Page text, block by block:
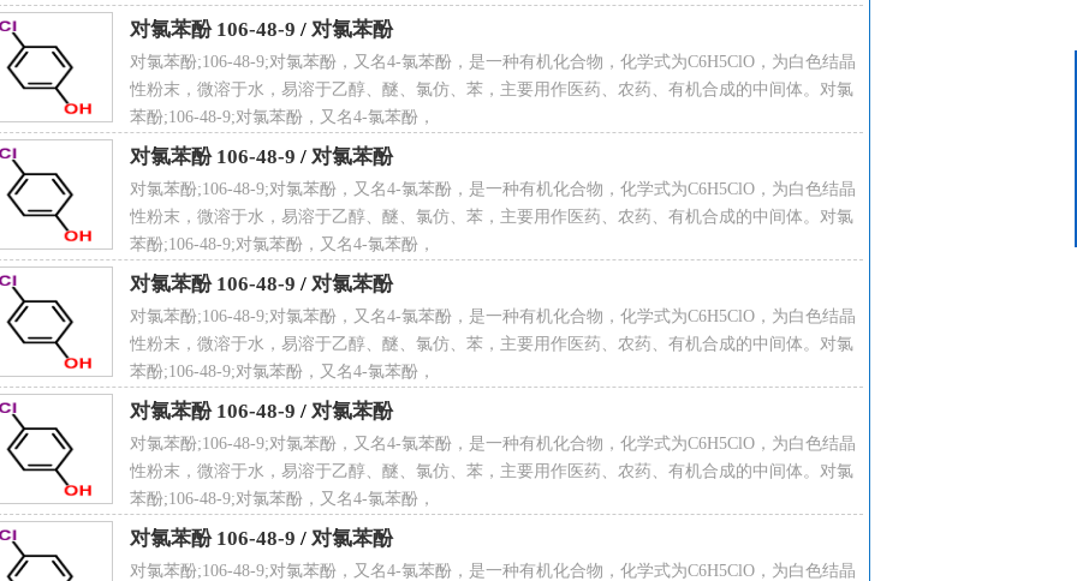
性描述 R20/21/22；R51/53
苯酚理化性质
：1.287g/cm3
：33℃
：220℃
对氯苯酚 106-48-9 / 对氯苯酚
对氯苯酚;106-48-9;对氯苯酚，又名4-氯苯酚，是一种有机化合物，化学式为C6H5ClO，为白色结晶
性粉末，微溶于水，易溶于乙醇、醚、氯仿、苯，主要用作医药、农药、有机合成的中间体。对氯
苯酚;106-48-9;对氯苯酚，又名4-氯苯酚，
对氯苯酚 106-48-9 / 对氯苯酚
对氯苯酚;106-48-9;对氯苯酚，又名4-氯苯酚，是一种有机化合物，化学式为C6H5ClO，为白色结晶
性粉末，微溶于水，易溶于乙醇、醚、氯仿、苯，主要用作医药、农药、有机合成的中间体。对氯
苯酚;106-48-9;对氯苯酚，又名4-氯苯酚，
对氯苯酚 106-48-9 / 对氯苯酚
对氯苯酚;106-48-9;对氯苯酚，又名4-氯苯酚，是一种有机化合物，化学式为C6H5ClO，为白色结晶
性粉末，微溶于水，易溶于乙醇、醚、氯仿、苯，主要用作医药、农药、有机合成的中间体。对氯
苯酚;106-48-9;对氯苯酚，又名4-氯苯酚，
对氯苯酚 106-48-9 / 对氯苯酚
对氯苯酚;106-48-9;对氯苯酚，又名4-氯苯酚，是一种有机化合物，化学式为C6H5ClO，为白色结晶
性粉末，微溶于水，易溶于乙醇、醚、氯仿、苯，主要用作医药、农药、有机合成的中间体。对氯
苯酚;106-48-9;对氯苯酚，又名4-氯苯酚，
对氯苯酚 106-48-9 / 对氯苯酚
对氯苯酚;106-48-9;对氯苯酚，又名4-氯苯酚，是一种有机化合物，化学式为C6H5ClO，为白色结晶